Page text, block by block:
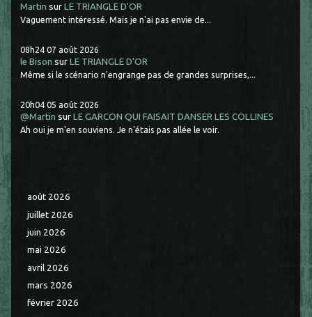
Martin surLE TRIANGLE D'OR
Vaguement intéressé. Mais je n'ai pas envie de...
08h24 07 août 2026
le Bison surLE TRIANGLE D'OR
Même si le scénario n'engrange pas de grandes surprises,...
20h04 05 août 2026
@Martin surLE GARCON QUI FAISAIT DANSER LES COLLINES
Ah oui je m'en souviens. Je n'étais pas allée le voir.
août 2026
juillet 2026
juin 2026
mai 2026
avril 2026
mars 2026
février 2026